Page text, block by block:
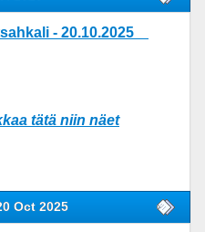
- 20.10.2025
tätä niin näet
Oct 2025